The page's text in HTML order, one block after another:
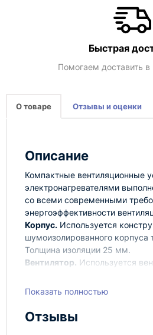
Быстрая
Помогаем доставить
О товаре Отзывы и оценки
Описание
Компактные вентиляционные
электронагревателями
со всеми современными
энергоэффективности
Корпус. Используется
шумоизолированного корпуса
Толщина изоляции 25 мм.
Вентилятор. Используется
скоростей вентилятора.
нагревателей используются
нагревательные регистры на
Показать полностью
Отзывы